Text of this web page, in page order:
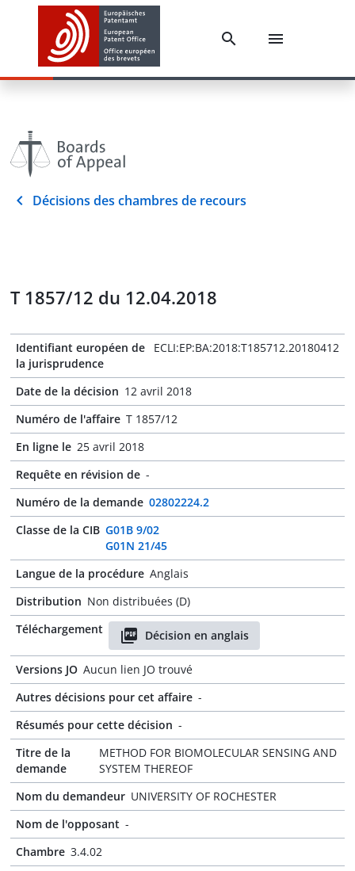
Décisions des chambres de recours
T 1857/12 du 12.04.2018
Identifiant européen de
la jurisprudence
ECLI:EP:BA:2018:T185712.20180412
Date de la décision 12 avril 2018
Numéro de l'affaire T 1857/12
En ligne le 25 avril 2018
Requête en révision de -
Numéro de la demande 02802224.2
Classe de la CIB G01B 9/02
G01N 21/45
Langue de la procédure Anglais
Distribution Non distribuées (D)
Téléchargement
Décision en anglais
Versions JO Aucun lien JO trouvé
Autres décisions pour cet affaire -
Résumés pour cette décision -
Titre de la
demande
METHOD FOR BIOMOLECULAR SENSING AND
SYSTEM THEREOF
Nom du demandeur UNIVERSITY OF ROCHESTER
Nom de l'opposant -
Chambre 3.4.02